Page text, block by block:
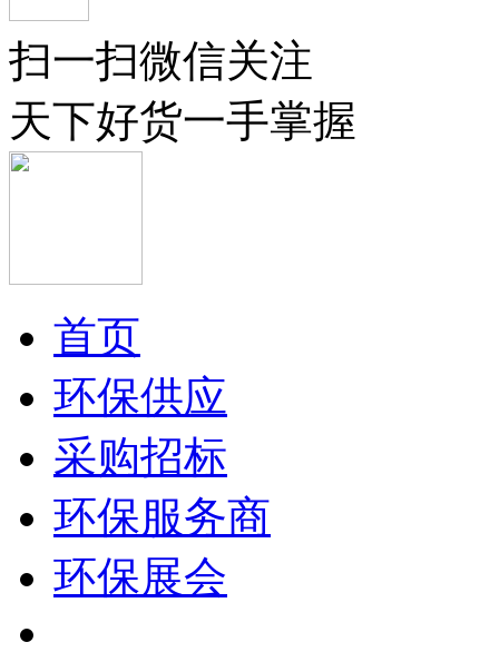
扫一扫微信关注
天下好货一手掌握
首页
环保供应
采购招标
环保服务商
环保展会